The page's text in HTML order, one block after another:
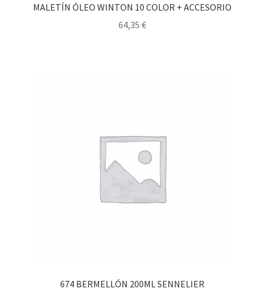
MALETÍN ÓLEO WINTON 10 COLOR + ACCESORIO
64,35 €
674 BERMELLÓN 200ML SENNELIER